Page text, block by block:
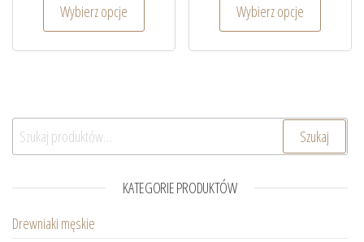
Wybierz opcje Wybierz opcje
Szukaj: Szukaj
KATEGORIE PRODUKTÓW
Drewniaki męskie